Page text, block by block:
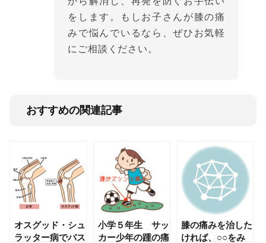
をします。もしお子さんが膝の痛
みで悩んでいるなら、ぜひお気軽
にご相談ください。
おすすめの関連記事
オスグッド・シュ
ラッター病でバス
小学５年生 サッ
カー少年の踵の痛
膝の痛みを治した
ければ、○○をみ